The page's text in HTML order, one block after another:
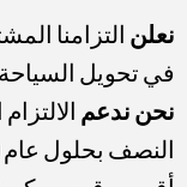
نعلن التزامنا
في تحويل
نحن ندعم